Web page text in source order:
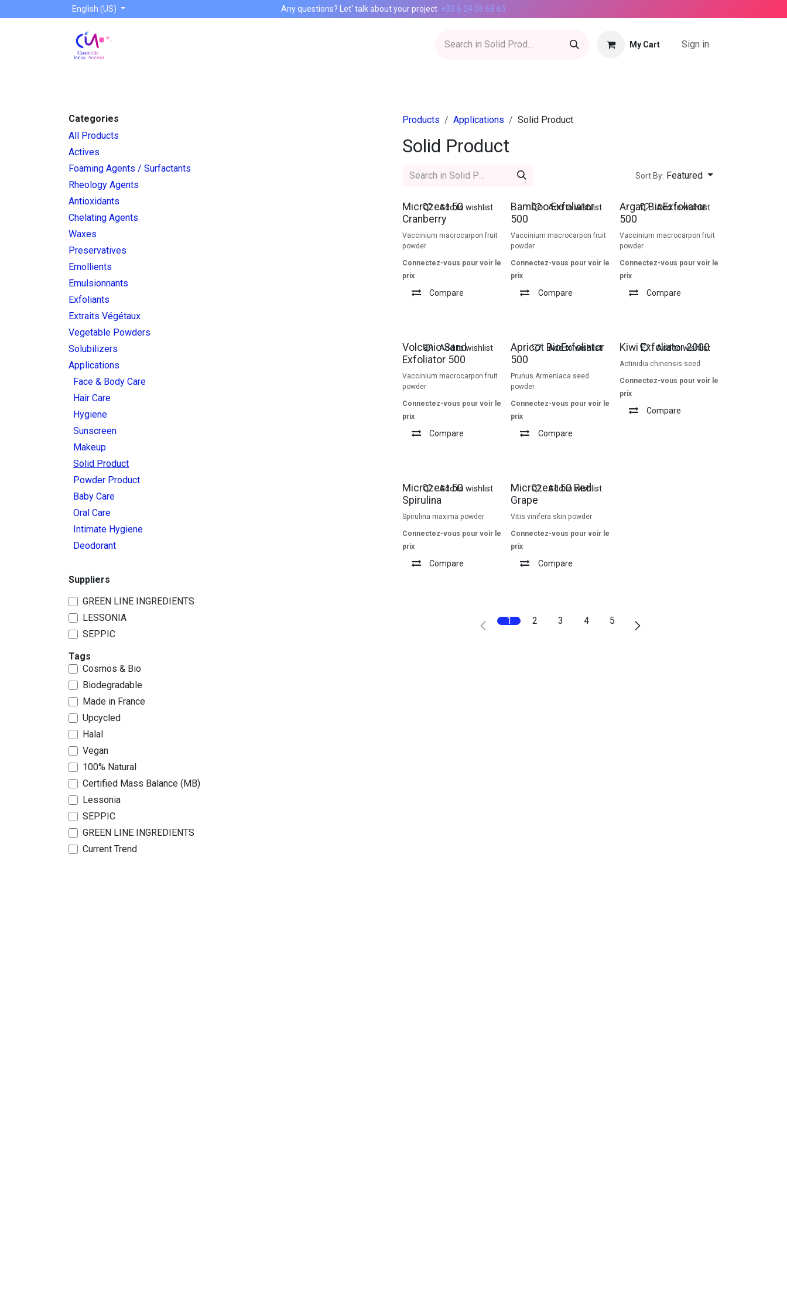
English (US) Any questions? Let' talk about your project +33 6 24 06 68 65
My Cart Sign in
Categories
All Products
Actives
Foaming Agents / Surfactants
Rheology Agents
Antioxidants
Chelating Agents
Waxes
Preservatives
Emollients
Emulsionnants
Exfoliants
Extraits Végétaux
Vegetable Powders
Solubilizers
Applications
Face & Body Care
Hair Care
Hygiene
Sunscreen
Makeup
Solid Product
Powder Product
Baby Care
Oral Care
Intimate Hygiene
Deodorant
Suppliers
GREEN LINE INGREDIENTS
LESSONIA
SEPPIC
Tags
Cosmos & Bio
Biodegradable
Made in France
Upcycled
Halal
Vegan
100% Natural
Certified Mass Balance (MB)
Lessonia
SEPPIC
GREEN LINE INGREDIENTS
Current Trend
Products Applications Solid Product
Solid Product
Sort By: Featured
Microzest 50
Cranberry
Vaccinium macrocarpon fruit
powder
Connectez-vous pour voir le
prix
Compare
Add to wishlist
Bamboo Exfoliator
500
Vaccinium macrocarpon fruit
powder
Connectez-vous pour voir le
prix
Compare
Add to wishlist
Argan BioExfoliator
500
Vaccinium macrocarpon fruit
powder
Connectez-vous pour voir le
prix
Compare
Add to wishlist
Volcanic Sand
Exfoliator 500
Vaccinium macrocarpon fruit
powder
Connectez-vous pour voir le
prix
Compare
Add to wishlist
Apricot BioExfoliator
500
Prunus Armeniaca seed
powder
Connectez-vous pour voir le
prix
Compare
Add to wishlist Kiwi Exfoliator 2000
Actinidia chinensis seed
Connectez-vous pour voir le
prix
Compare
Add to wishlist
Microzest 50
Spirulina
Spirulina maxima powder
Connectez-vous pour voir le
prix
Compare
Add to wishlist
Microzest 50 Red
Grape
Vitis vinifera skin powder
Connectez-vous pour voir le
prix
Compare
Add to wishlist
1 2 3 4 5